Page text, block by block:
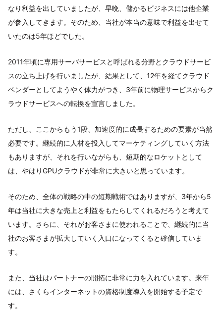
なり利益を出していましたが、早晩、儲かるビジネスには他企業
が参入してきます。そのため、当社が本当の意味で利益を出せて
いたのは5年ほどでした。
2011年頃に専用サーバサービスと呼ばれる分野とクラウドサービ
スの立ち上げを行いましたが、結果として、12年を経てクラウド
ベンダーとしてようやく体力がつき、3年前に物理サービスからク
ラウドサービスへの転換を宣言しました。
ただし、ここからもう1段、加速度的に成長するための要素が当然
必要です。継続的に人材を投入してマーケティングしていく方法
もありますが、それを行いながらも、短期的なロケットとして
は、やはりGPUクラウドが非常に大きいと思っています。
そのため、全体の戦略の中の短期戦術ではありますが、3年から5
年は当社に大きな売上と利益をもたらしてくれるだろうと考えて
います。さらに、それがお客さまに使われることで、継続的に当
社のお客さまが拡大していく入口になってくると確信していま
す。
また、当社はパートナーの開拓に非常に力を入れています。来年
には、さくらインターネットの資格制度導入を開始する予定で
す。